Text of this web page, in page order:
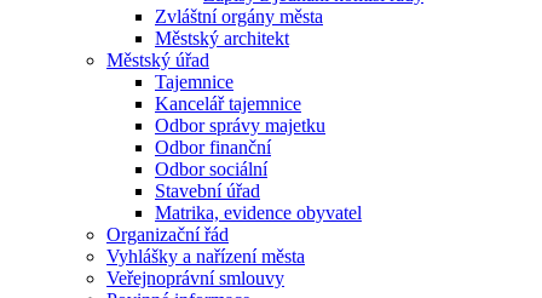
Zvláštní orgány města
Městský architekt
Městský úřad
Tajemnice
Kancelář tajemnice
Odbor správy majetku
Odbor finanční
Odbor sociální
Stavební úřad
Matrika, evidence obyvatel
Organizační řád
Vyhlášky a nařízení města
Veřejnoprávní smlouvy